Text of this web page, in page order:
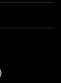
জুলাই